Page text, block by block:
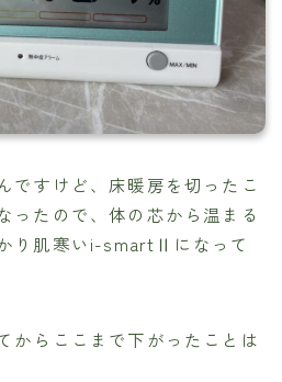
ですけど、床暖房を切ったこ
ったので、体の芯から温まる
り肌寒いi-smartⅡになって
からここまで下がったことは